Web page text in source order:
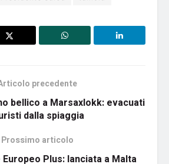
precedente
bellico a Marsaxlokk: evacuati
dalla spiaggia
Prossimo articolo
Plus: lanciata a Malta